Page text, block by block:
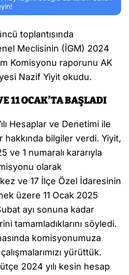
toplantısında
Meclisinin (İGM) 2024
Komisyonu raporunu AK
Nazif Yiyit okudu.
11 OCAK’TA BAŞLADI
Hesaplar ve Denetimi ile
hakkında bilgiler verdi. Yiyit,
ve 1 numaralı kararıyla
olarak
ve 17 İlçe Özel İdaresinin
üzere 11 Ocak 2025
ayı sonuna kadar
tamamladıklarını söyledi.
komisyonumuza
yürüttük.
2024 yılı kesin hesap